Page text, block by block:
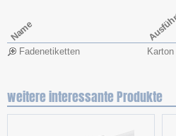
Name
Fadenetiketten Karton
weitere interessante Produkte